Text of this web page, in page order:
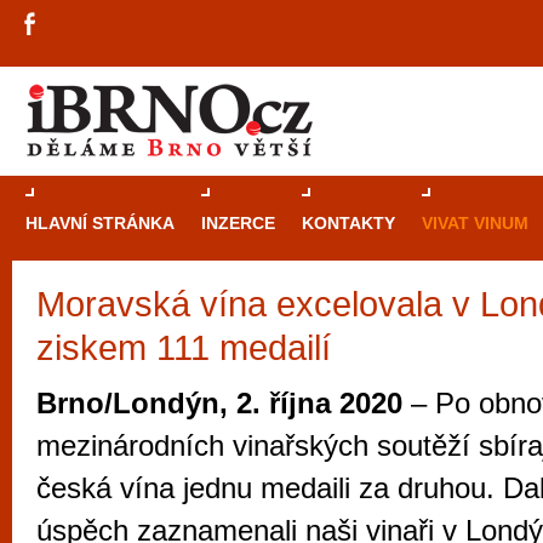
HLAVNÍ STRÁNKA INZERCE KONTAKTY VIVAT VINUM
Moravská vína excelovala v
ziskem 111 medailí
Brno/Londýn, 2. října 2020 – Po
mezinárodních vinařských soutěží
česká vína jednu medaili za druhou.
úspěch zaznamenali naši vinaři v
Průvodce
Brno je
zajímavé
restaurace,
Mimo jiné je ale také místem, kde si